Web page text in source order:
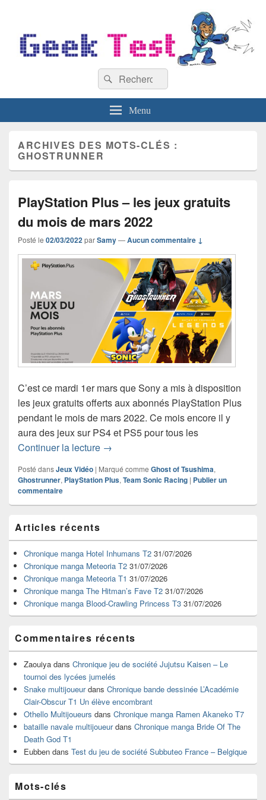
Recherche :
Rechercher
Menu
ARCHIVES DES MOTS-CLÉS :
GHOSTRUNNER
PlayStation Plus – les jeux gratuits
du mois de mars 2022
Posté le 02/03/2022parSamy—Aucun commentaire ↓
C’est ce mardi 1er mars que Sony a mis à disposition
les jeux gratuits offerts aux abonnés PlayStation Plus
pendant le mois de mars 2022. Ce mois encore il y
aura des jeux sur PS4 et PS5 pour tous les
Continuer la lecture PlayStation Plus – les jeux gratuits du
→
Posté dansJeux Vidéo | Marqué comme Ghost of Tsushima,
Ghostrunner, PlayStation Plus, Team Sonic Racing | Publier un
commentaire
principale
de
widget
pour
barre
latérale
Articles récents
Chronique manga Hotel Inhumans T2 31/07/2026
Chronique manga Meteoria T2 31/07/2026
Chronique manga Meteoria T1 31/07/2026
Chronique manga The Hitman’s Fave T2 31/07/2026
Chronique manga Blood-Crawling Princess T3 31/07/2026
Commentaires récents
Zaouiya dans Chronique jeu de société Jujutsu Kaisen – Le
tournoi des lycées jumelés
Snake multijoueurdans Chronique bande dessinée L’Académie
Clair-Obscur T1 Un élève encombrant
Othello Multijoueurs dans Chronique manga Ramen Akaneko T7
bataille navale multijoueurdans Chronique manga Bride Of The
Death God T1
Eubben dans Test du jeu de société Subbuteo France – Belgique
Mots-clés